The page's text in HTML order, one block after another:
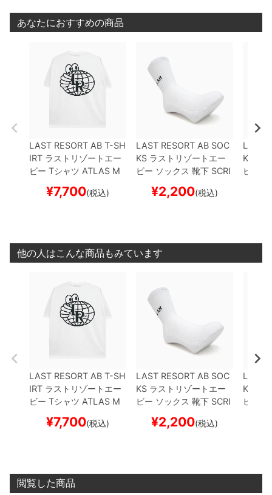
あなたにおすすめの商品
LAST RESORT AB T-SH
IRT ラストリゾートエー
ビー Tシャツ ATLAS M
ケートボード スケボー
¥7,700(税込)
LAST RESORT AB SOC
KS ラストリゾートエー
ビー ソックス 靴下 SCRI
スケートボード スケボ
¥2,200(税込)
LAST
KS
ビー
他の人はこんな商品もみています
LAST RESORT AB T-SH
IRT ラストリゾートエー
ビー Tシャツ ATLAS M
ケートボード スケボー
¥7,700(税込)
LAST RESORT AB SOC
KS ラストリゾートエー
ビー ソックス 靴下 SCRI
スケートボード スケボ
¥2,200(税込)
LAST
KS
ビー
閲覧した商品